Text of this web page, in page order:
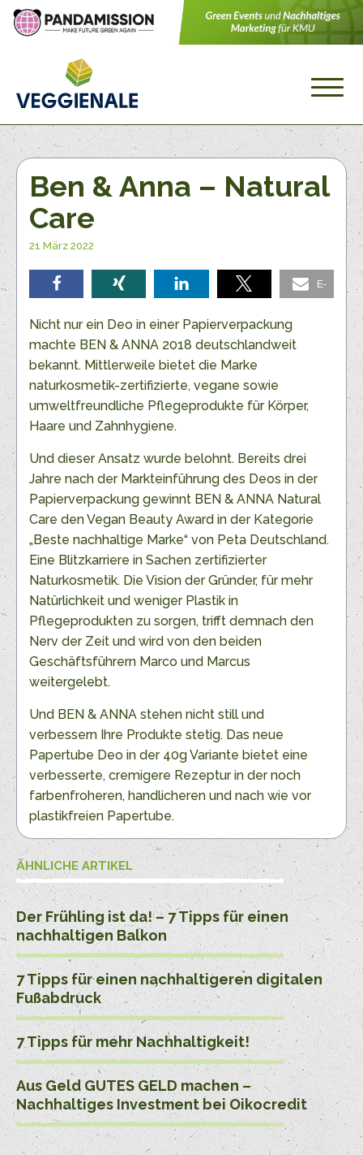
Ben & Anna – Natural
Care
21 März 2022
teilen teilen teilen
E-
Nicht nur ein Deo in einer Papierverpackung
machte BEN & ANNA 2018 deutschlandweit
bekannt. Mittlerweile bietet die Marke
naturkosmetik-zertifizierte, vegane sowie
umweltfreundliche Pflegeprodukte für Körper,
Haare und Zahnhygiene.
Und dieser Ansatz wurde belohnt. Bereits drei
Jahre nach der Markteinführung des Deos in der
Papierverpackung gewinnt BEN & ANNA Natural
Care den Vegan Beauty Award in der Kategorie
„Beste nachhaltige Marke“ von Peta Deutschland.
Eine Blitzkarriere in Sachen zertifizierter
Naturkosmetik. Die Vision der Gründer, für mehr
Natürlichkeit und weniger Plastik in
Pflegeprodukten zu sorgen, trifft demnach den
Nerv der Zeit und wird von den beiden
Geschäftsführern Marco und Marcus
weitergelebt.
Und BEN & ANNA stehen nicht still und
verbessern Ihre Produkte stetig. Das neue
Papertube Deo in der 40g Variante bietet eine
verbesserte, cremigere Rezeptur in der noch
farbenfroheren, handlicheren und nach wie vor
plastikfreien Papertube.
ÄHNLICHE ARTIKEL
Der Frühling ist da! – 7 Tipps für einen
nachhaltigen Balkon
7 Tipps für einen nachhaltigeren digitalen
Fußabdruck
7 Tipps für mehr Nachhaltigkeit!
Aus Geld GUTES GELD machen –
Nachhaltiges Investment bei Oikocredit